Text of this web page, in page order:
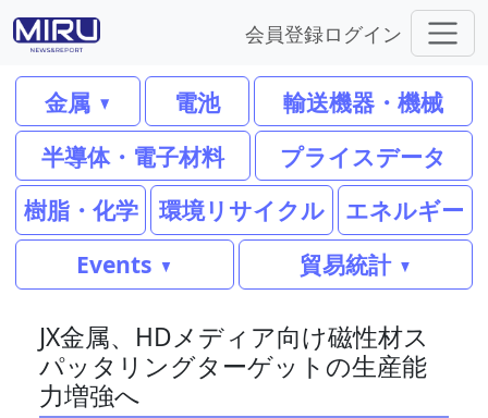
会員登録ログイン
金属 電池
輸送機器・機械
半導体・電子材料
プライスデータ
樹脂・化学
環境リサイクル
エネルギー
Events
貿易統計
JX金属、HDメディア向け磁性材ス
パッタリングターゲットの生産能
力増強へ